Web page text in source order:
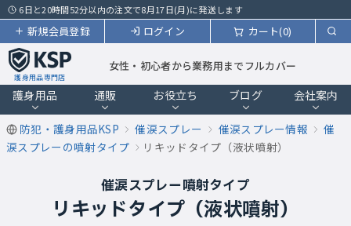
6日と20時間52分以内の注文で8月17日(月)に発送します
カート(0)
ログイン
新規会員登録
護身用品専門店
女性・初心者から業務用までフルカバー
護身用品 通販 お役立ち ブログ 会社案内
防犯・護身用品KSP 催涙スプレー 催涙スプレー情報
催
涙スプレーの噴射タイプ
リキッドタイプ（液状噴射）
催涙スプレー噴射タイプ
リキッドタイプ（液状噴射）